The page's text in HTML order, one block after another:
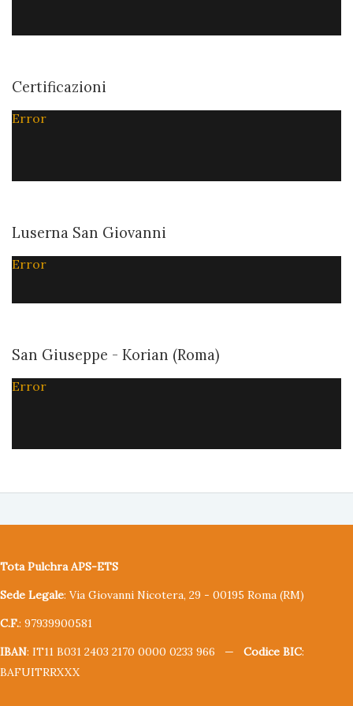
Certificazioni
Error
Luserna San Giovanni
Error
San Giuseppe - Korian (Roma)
Error
Tota Pulchra APS-ETS
Sede Legale: Via Giovanni Nicotera, 29 - 00195 Roma (RM)
C.F.: 97939900581
IBAN: IT11 B031 2403 2170 0000 0233 966 — Codice BIC:
BAFUITRRXXX